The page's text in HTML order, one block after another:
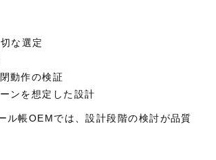
な選定
動作の検証
ンを想定した設計
ル帳OEMでは、設計段階の検討が品質